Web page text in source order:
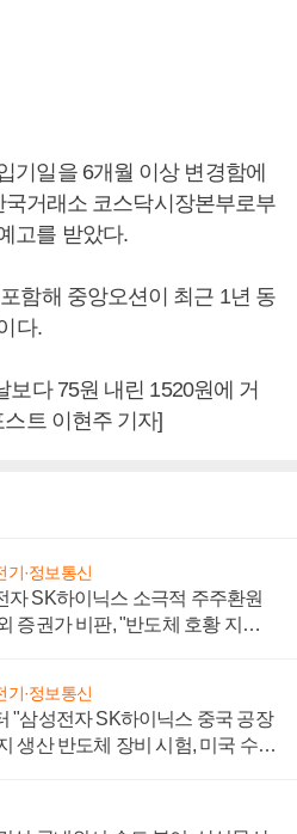
기일을 6개월 이상 변경함에
거래소 코스닥시장본부로부
고를 받았다.
함해 중앙오션이 최근 1년 동
다.
다 75원 내린 1520원에 거
트 이현주 기자]
기·정보통신
자 SK하이닉스 소극적 주주환원
증권가 비판, "반도체 호황 지속
기·정보통신
"삼성전자 SK하이닉스 중국 공장
생산 반도체 장비 시험, 미국 수출